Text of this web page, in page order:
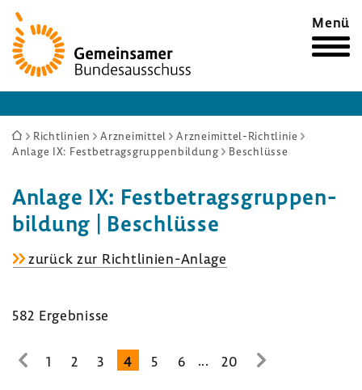
Zur
Startseite
Menü
Sie
sind
Richtlinien Arzneimittel
Arzneimittel-Richtlinie
Anlage IX: Festbetragsgruppenbildung
Beschlüsse
Anlage IX: Fest­be­trags­grup­pen­
bil­dung | Beschlüsse
zurück zur Richtlinien-​Anlage
grup­
582 Ergeb­nisse
zur
1 2 3 4 5 6 ... 20
zur